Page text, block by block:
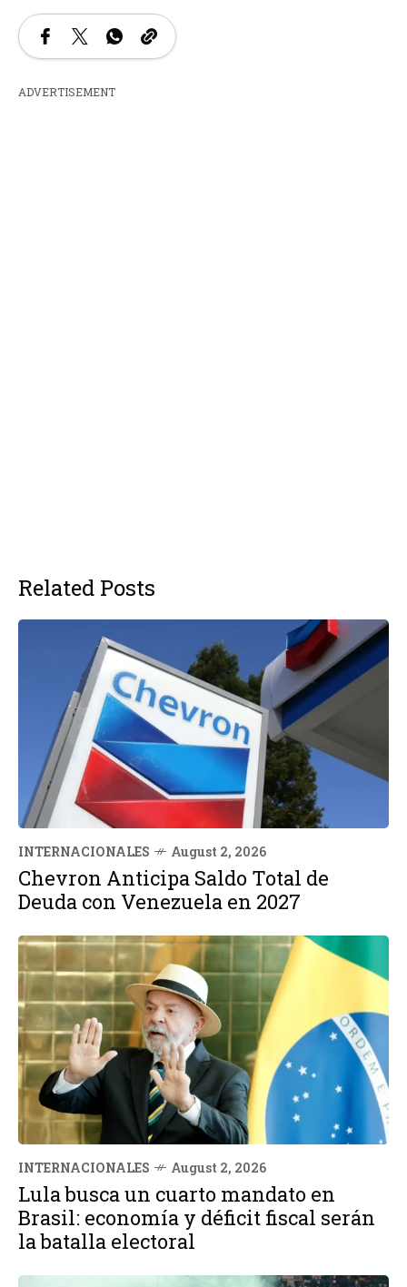
ADVERTISEMENT
Related Posts
INTERNACIONALES August 2, 2026
Chevron Anticipa Saldo Total de
Deuda con Venezuela en 2027
INTERNACIONALES August 2, 2026
Lula busca un cuarto mandato en
Brasil: economía y déficit fiscal serán
la batalla electoral